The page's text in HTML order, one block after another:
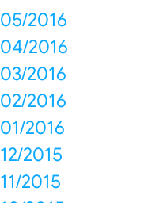
05/2016
04/2016
03/2016
02/2016
01/2016
12/2015
11/2015